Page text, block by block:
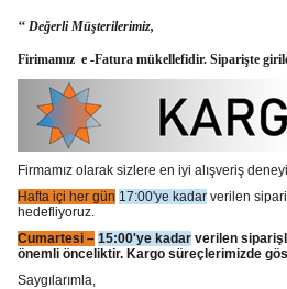
‘‘ Değerli Müşterilerimiz,
Firimamız e -Fatura mükellefidir. Siparişte
Firmamız olarak sizlere en iyi alışveriş
Hafta içi her gün 17:00'ye kadar verilen
hedefliyoruz.
Cumartesi – 15:00'ye kadar verilen
önemli önceliktir. Kargo süreçlerimizde
Saygılarımla,